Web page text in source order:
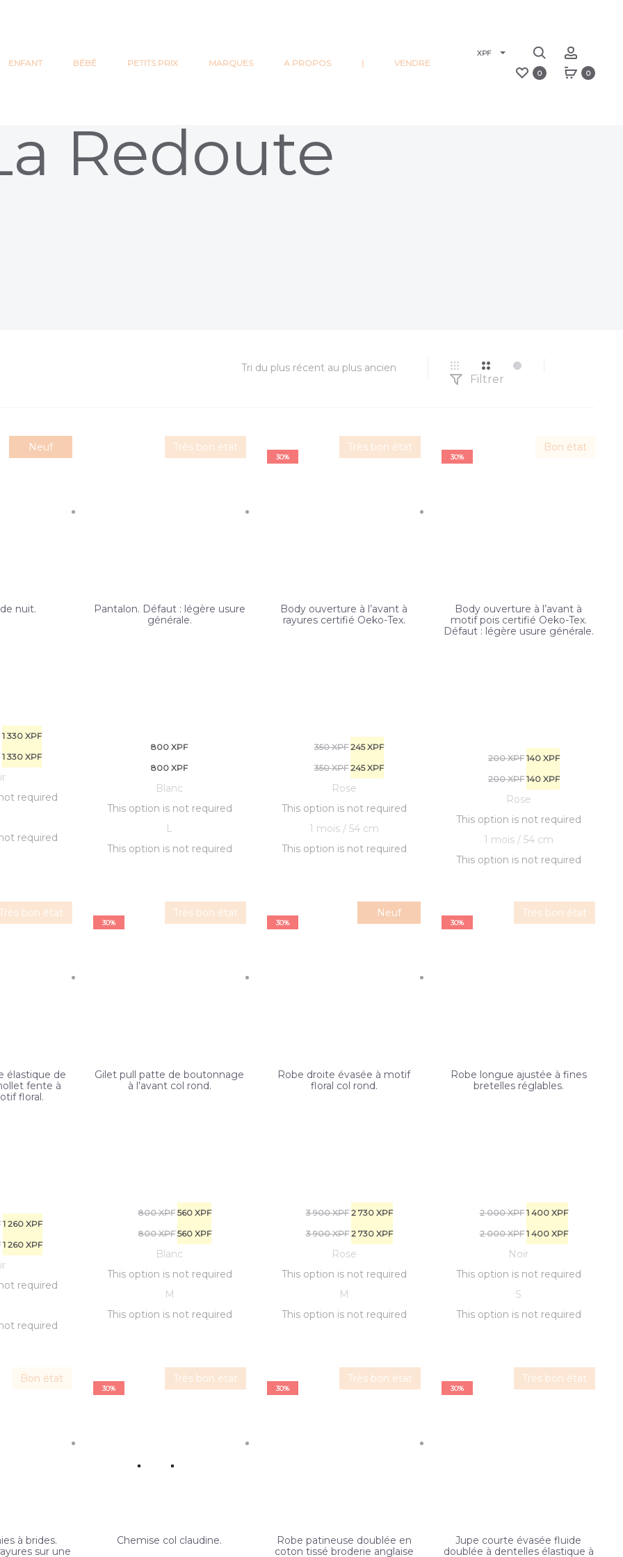
ENFANT BÉBÉ PETITS PRIX MARQUES A PROPOS | VENDRE
XPF Recherche
0 0
Redoute
Filtrer
Neuf
nuit.
1 330XPF
Le
prix
est :
330 XPF.
1
1 330XPF
Le
actuel
1
required
required
Très bon état
Pantalon. Défaut : légère usure
générale.
800XPF
800XPF
Blanc
This option is not required
L
This option is not required
Très bon état
30%
Body ouverture à l’avant à
rayures certifié Oeko-Tex.
350XPF
Le
prix
initial
était :
350 XPF.
245XPF
Le
prix
est :
245 XPF.
350XPF
Le
prix
initial
était :
350 XPF.
245XPF
Le
actuel
est :
245 XPF.
Rose
This option is not required
1 mois / 54 cm
This option is not required
Bon état
30%
Body ouverture à l’avant à
motif pois certifié Oeko-Tex.
Défaut : légère usure générale.
200XPF
Le
prix
initial
était :
200 XPF.
140 XPF
Le
prix
est :
140 XPF.
200XPF
Le
prix
initial
était :
200 XPF.
140 XPF
Le
actuel
est :
140 XPF.
Rose
This option is not required
1 mois / 54 cm
This option is not required
Très bon état
élastique de
fente à
floral.
1 260 XPF
Le
prix
est :
260 XPF.
1
1 260 XPF
Le
actuel
1
required
required
Très bon état
30%
Gilet pull patte de boutonnage
à l’avant col rond.
800XPF
Le
prix
initial
était :
800 XPF.
560 XPF
Le
prix
est :
800XPF
Le
prix
initial
était :
800 XPF.
560 XPF
Le
actuel
560 XPF.
Blanc
This option is not required
M
This option is not required
Neuf
30%
Robe droite évasée à motif
floral col rond.
3 900XPF
Le
prix
initial
était :
3
900 XPF.
2 730 XPF
Le
prix
est :
730 XPF.
3 900XPF
Le
prix
initial
était :
3
2 730 XPF
Le
actuel
2
Rose
This option is not required
M
This option is not required
Très bon état
30%
Robe longue ajustée à fines
bretelles réglables.
2 000XPF
Le
prix
initial
était :
000 XPF.
1 400 XPF
Le
prix
est :
400 XPF.
2 000XPF
Le
prix
initial
était :
2
1 400 XPF
Le
actuel
1
Noir
This option is not required
S
This option is not required
Bon état
à brides.
sur une
Très bon état
30%
Chemise col claudine.
Très bon état
30%
Robe patineuse doublée en
coton tissé broderie anglaise
Très bon état
30%
Jupe courte évasée fluide
doublée à dentelles élastique à